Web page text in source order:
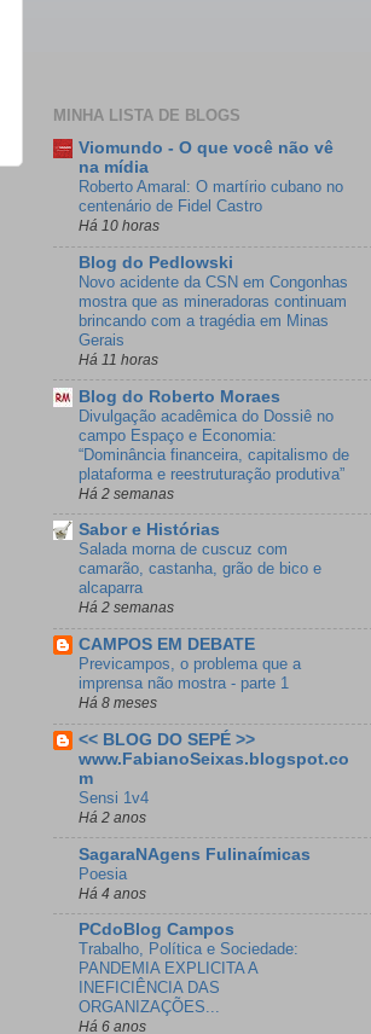
MINHA LISTA DE BLOGS
Viomundo - O que você não vê
na mídia
Roberto Amaral: O martírio cubano no
centenário de Fidel Castro
Há 10 horas
Blog do Pedlowski
Novo acidente da CSN em Congonhas
mostra que as mineradoras continuam
brincando com a tragédia em Minas
Gerais
Há 11 horas
Blog do Roberto Moraes
Divulgação acadêmica do Dossiê no
campo Espaço e Economia:
“Dominância financeira, capitalismo de
plataforma e reestruturação produtiva”
Há 2 semanas
Sabor e Histórias
Salada morna de cuscuz com
camarão, castanha, grão de bico e
alcaparra
Há 2 semanas
CAMPOS EM DEBATE
Previcampos, o problema que a
imprensa não mostra - parte 1
Há 8 meses
<< BLOG DO SEPÉ >>
www.FabianoSeixas.blogspot.co
m
Sensi 1v4
Há 2 anos
SagaraNAgens Fulinaímicas
Poesia
Há 4 anos
PCdoBlog Campos
Trabalho, Política e Sociedade:
PANDEMIA EXPLICITA A
INEFICIÊNCIA DAS
ORGANIZAÇÕES...
Há 6 anos